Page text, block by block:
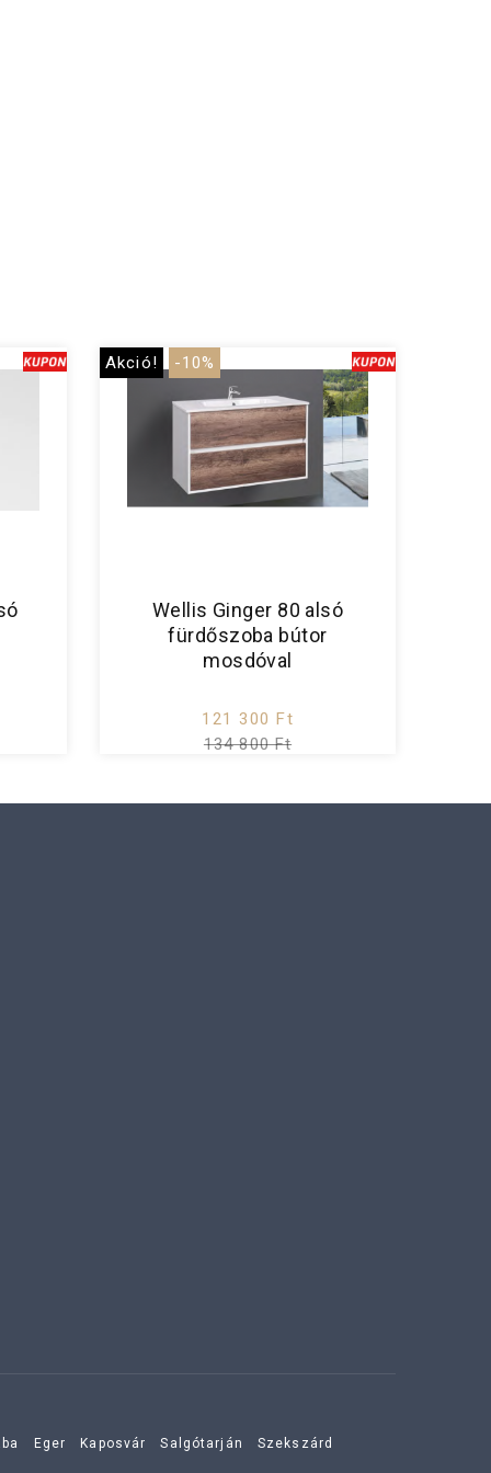
Akció! -10%
Wellis Ginger 80 alsó
fürdőszoba bútor
mosdóval
121 300 Ft
134 800 Ft
Eger Kaposvár Salgótarján Szekszárd